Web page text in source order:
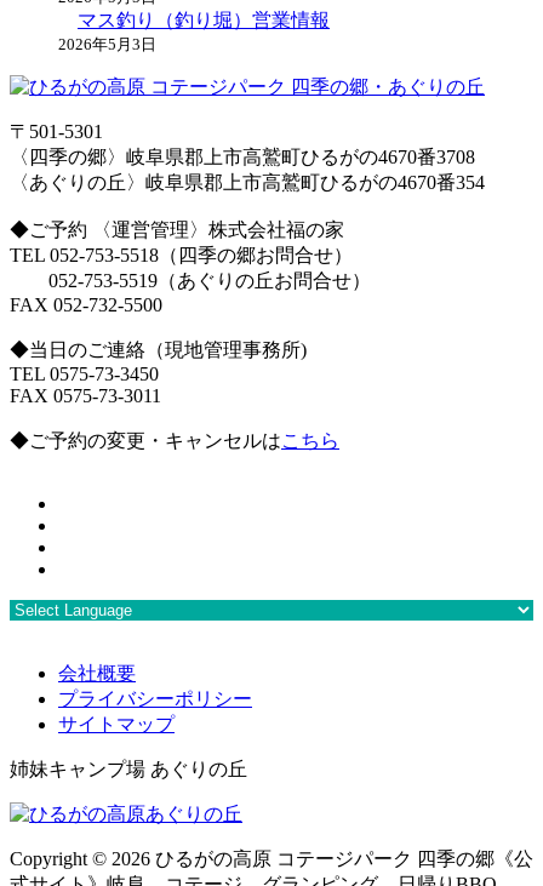
マス釣り（釣り堀）営業情報
2026年5月3日
〒501-5301
〈四季の郷〉岐阜県郡上市高鷲町ひるがの4670番3708
〈あぐりの丘〉岐阜県郡上市高鷲町ひるがの4670番354
◆ご予約 〈運営管理〉株式会社福の家
TEL 052-753-5518（四季の郷お問合せ）
052-753-5519（あぐりの丘お問合せ）
FAX 052-732-5500
◆当日のご連絡（現地管理事務所)
TEL 0575-73-3450
FAX 0575-73-3011
◆ご予約の変更・キャンセルはこちら
会社概要
プライバシーポリシー
サイトマップ
姉妹キャンプ場 あぐりの丘
Copyright © 2026 ひるがの高原 コテージパーク 四季の郷《公